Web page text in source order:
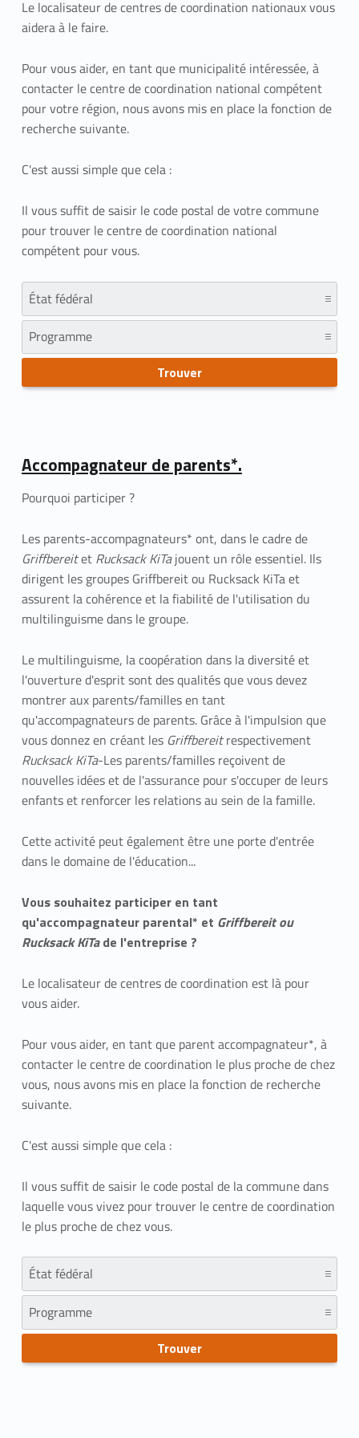
Le localisateur de centres de coordination nationaux vous
aidera à le faire.
Pour vous aider, en tant que municipalité intéressée, à
contacter le centre de coordination national compétent
pour votre région, nous avons mis en place la fonction de
recherche suivante.
C'est aussi simple que cela :
Il vous suffit de saisir le code postal de votre commune
pour trouver le centre de coordination national
compétent pour vous.
Accompagnateur de parents*.
Pourquoi participer ?
Les parents-accompagnateurs* ont, dans le cadre de
Griffbereitet Rucksack KiTajouent un rôle essentiel. Ils
dirigent les groupes Griffbereit ou Rucksack KiTa et
assurent la cohérence et la fiabilité de l'utilisation du
multilinguisme dans le groupe.
Le multilinguisme, la coopération dans la diversité et
l'ouverture d'esprit sont des qualités que vous devez
montrer aux parents/familles en tant
qu'accompagnateurs de parents. Grâce à l'impulsion que
vous donnez en créant les Griffbereitrespectivement
Rucksack KiTa-Les parents/familles reçoivent de
nouvelles idées et de l'assurance pour s'occuper de leurs
enfants et renforcer les relations au sein de la famille.
Cette activité peut également être une porte d'entrée
dans le domaine de l'éducation...
Vous souhaitez participer en tant
qu'accompagnateur parental* et Griffbereit ou
Rucksack KiTade l'entreprise ?
Le localisateur de centres de coordination est là pour
vous aider.
Pour vous aider, en tant que parent accompagnateur*, à
contacter le centre de coordination le plus proche de chez
vous, nous avons mis en place la fonction de recherche
suivante.
C'est aussi simple que cela :
Il vous suffit de saisir le code postal de la commune dans
laquelle vous vivez pour trouver le centre de coordination
le plus proche de chez vous.